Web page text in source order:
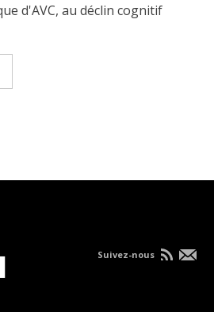
d'AVC, au déclin cognitif
Suivez-nous